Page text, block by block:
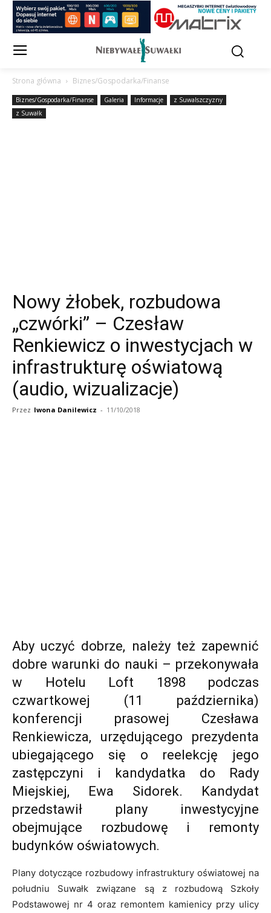
Strona główna Biznes/Gospodarka/Finanse
Biznes/Gospodarka/Finanse Galeria Informacje
z Suwalszczyzny
z Suwałk
Nowy żłobek, rozbudowa
„czwórki” – Czesław
Renkiewicz o inwestycjach w
infrastrukturę oświatową
(audio, wizualizacje)
Przez Iwona Danilewicz - 11/10/2018
Aby uczyć dobrze, należy też zapewnić
dobre warunki do nauki – przekonywała
w Hotelu Loft 1898 podczas
czwartkowej (11 października)
konferencji prasowej Czesława
Renkiewicza, urzędującego prezydenta
ubiegającego się o reelekcję jego
zastępczyni i kandydatka do Rady
Miejskiej, Ewa Sidorek. Kandydat
przedstawił plany inwestycyjne
obejmujące rozbudowę i remonty
budynków oświatowych.
Plany dotyczące rozbudowy infrastruktury oświatowej na
południu Suwałk związane są z rozbudową Szkoły
Podstawowej nr 4 oraz remontem kamienicy przy ulicy